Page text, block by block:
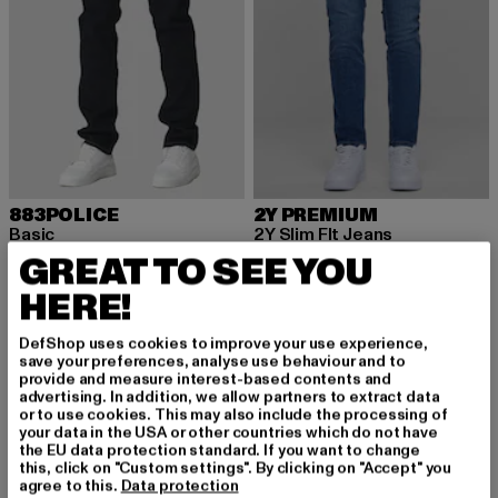
883POLICE
Basic
352,00 DKK
Nuværende pris: 352,00 DKK
550,00 DKKKampagnepris: 550,00 DKK
2Y PREMIUM
2Y Slim FIt Jeans
220,50 DKK
Nuværende pris: 220,50 DKK
315,00 DKK
-42% -54%
GREAT TO SEE YOU
HERE!
DefShop uses cookies to improve your use experience,
save your preferences, analyse use behaviour and to
provide and measure interest-based contents and
advertising. In addition, we allow partners to extract data
or to use cookies. This may also include the processing of
your data in the USA or other countries which do not have
the EU data protection standard. If you want to change
this, click on "Custom settings". By clicking on "Accept" you
agree to this. Data protection